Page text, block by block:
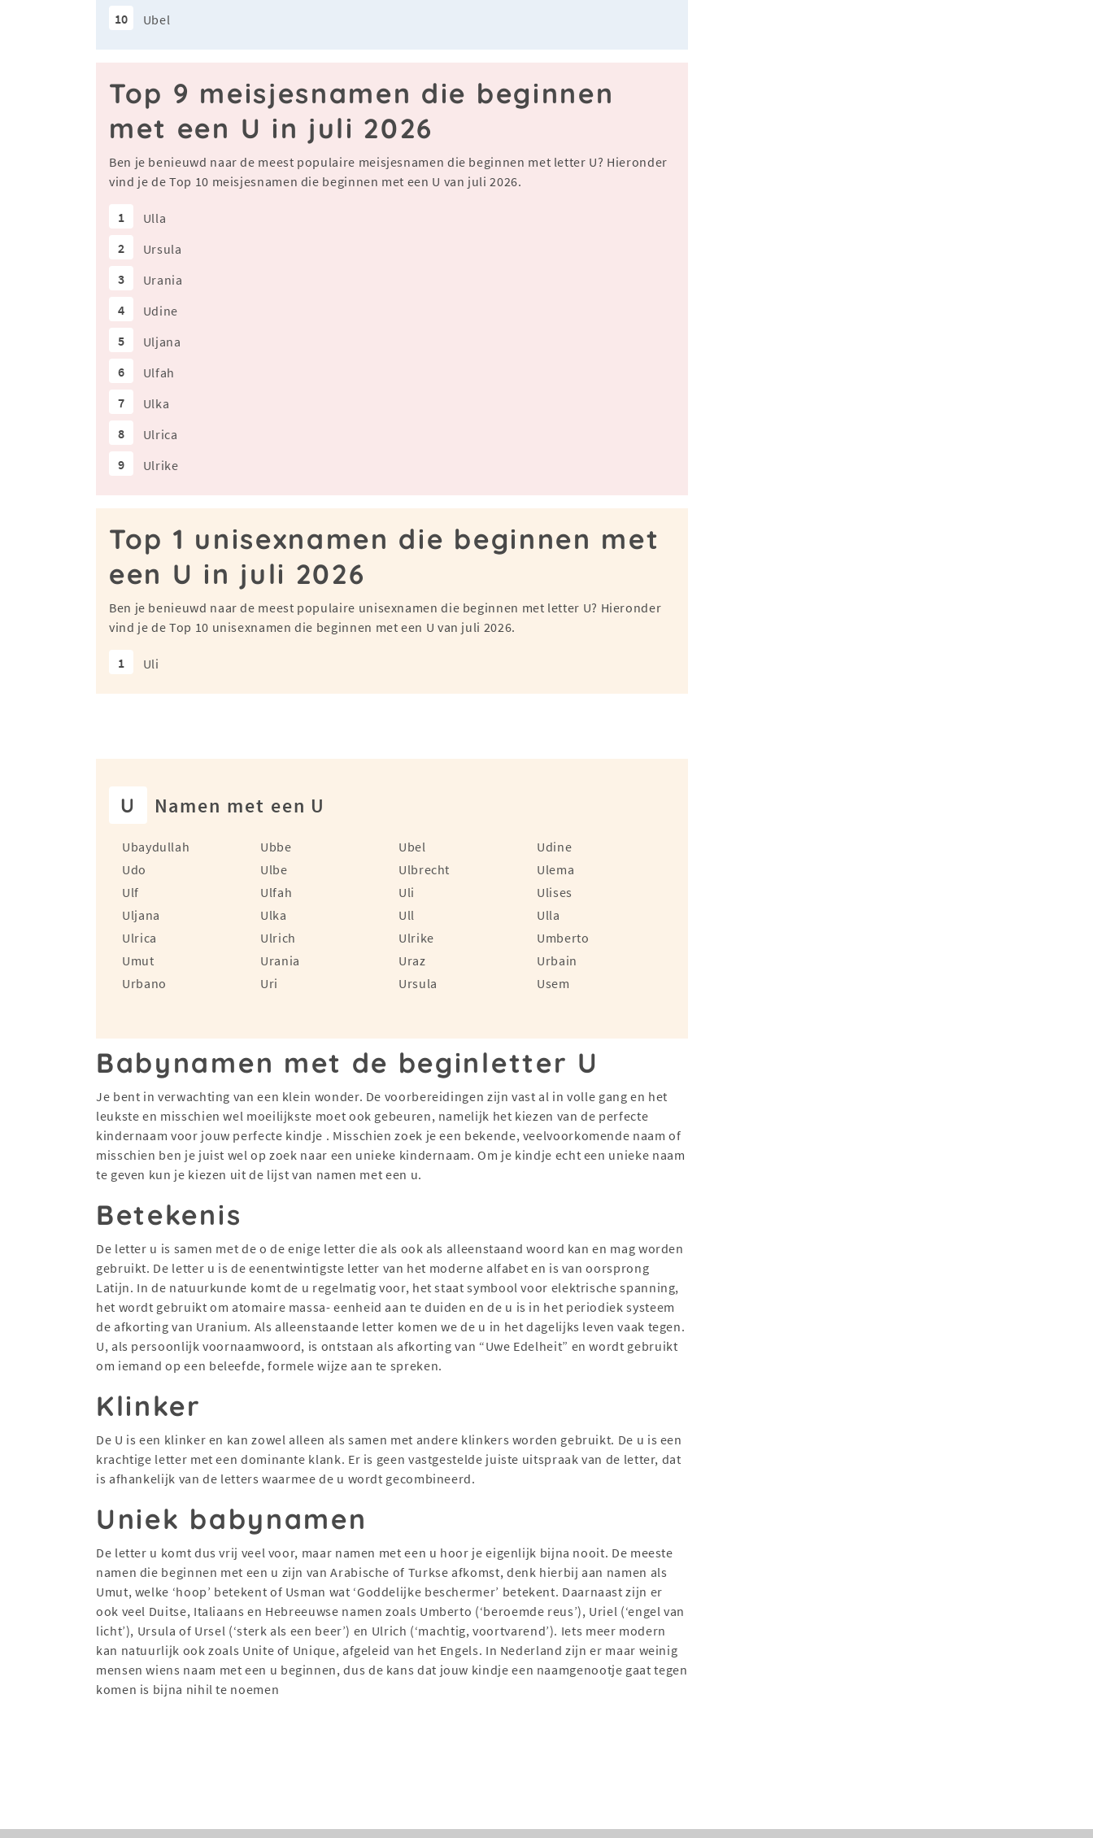
10
Ubel
Top 9 meisjesnamen die beginnen
met een U in juli 2026
Ben je benieuwd naar de meest populaire meisjesnamen die beginnen met letter U? Hieronder
vind je de Top 10 meisjesnamen die beginnen met een U van juli 2026.
1
Ulla
2
Ursula
3
Urania
4
Udine
5
Uljana
6
Ulfah
7
Ulka
8
Ulrica
9
Ulrike
Top 1 unisexnamen die beginnen met
een U in juli 2026
Ben je benieuwd naar de meest populaire unisexnamen die beginnen met letter U? Hieronder
vind je de Top 10 unisexnamen die beginnen met een U van juli 2026.
1 Uli
U Namen met een U
Ubaydullah Ubbe Ubel
Udine
Udo
Ulbe Ulbrecht
Ulema
Ulf
Ulfah Uli
Ulises
Uljana
Ulka Ull
Ulla
Ulrica
Ulrich Ulrike
Umberto
Umut
Urania Uraz
Urbain
Urbano
Uri Ursula Usem
Babynamen met de beginletter U
Je bent in verwachting van een klein wonder. De voorbereidingen zijn vast al in volle gang en het
leukste en misschien wel moeilijkste moet ook gebeuren, namelijk het kiezen van de perfecte
kindernaam voor jouw perfecte kindje . Misschien zoek je een bekende, veelvoorkomende naam of
misschien ben je juist wel op zoek naar een unieke kindernaam. Om je kindje echt een unieke naam
te geven kun je kiezen uit de lijst van namen met een u.
Betekenis
De letter u is samen met de o de enige letter die als ook als alleenstaand woord kan en mag worden
gebruikt. De letter u is de eenentwintigste letter van het moderne alfabet en is van oorsprong
Latijn. In de natuurkunde komt de u regelmatig voor, het staat symbool voor elektrische spanning,
het wordt gebruikt om atomaire massa- eenheid aan te duiden en de u is in het periodiek systeem
de afkorting van Uranium. Als alleenstaande letter komen we de u in het dagelijks leven vaak tegen.
U, als persoonlijk voornaamwoord, is ontstaan als afkorting van “Uwe Edelheit” en wordt gebruikt
om iemand op een beleefde, formele wijze aan te spreken.
Klinker
De U is een klinker en kan zowel alleen als samen met andere klinkers worden gebruikt. De u is een
krachtige letter met een dominante klank. Er is geen vastgestelde juiste uitspraak van de letter, dat
is afhankelijk van de letters waarmee de u wordt gecombineerd.
Uniek babynamen
De letter u komt dus vrij veel voor, maar namen met een u hoor je eigenlijk bijna nooit. De meeste
namen die beginnen met een u zijn van Arabische of Turkse afkomst, denk hierbij aan namen als
Umut, welke ‘hoop’ betekent of Usman wat ‘Goddelijke beschermer’ betekent. Daarnaast zijn er
ook veel Duitse, Italiaans en Hebreeuwse namen zoals Umberto (‘beroemde reus’), Uriel (‘engel van
licht’), Ursula of Ursel (‘sterk als een beer’) en Ulrich (‘machtig, voortvarend’). Iets meer modern
kan natuurlijk ook zoals Unite of Unique, afgeleid van het Engels. In Nederland zijn er maar weinig
mensen wiens naam met een u beginnen, dus de kans dat jouw kindje een naamgenootje gaat tegen
komen is bijna nihil te noemen